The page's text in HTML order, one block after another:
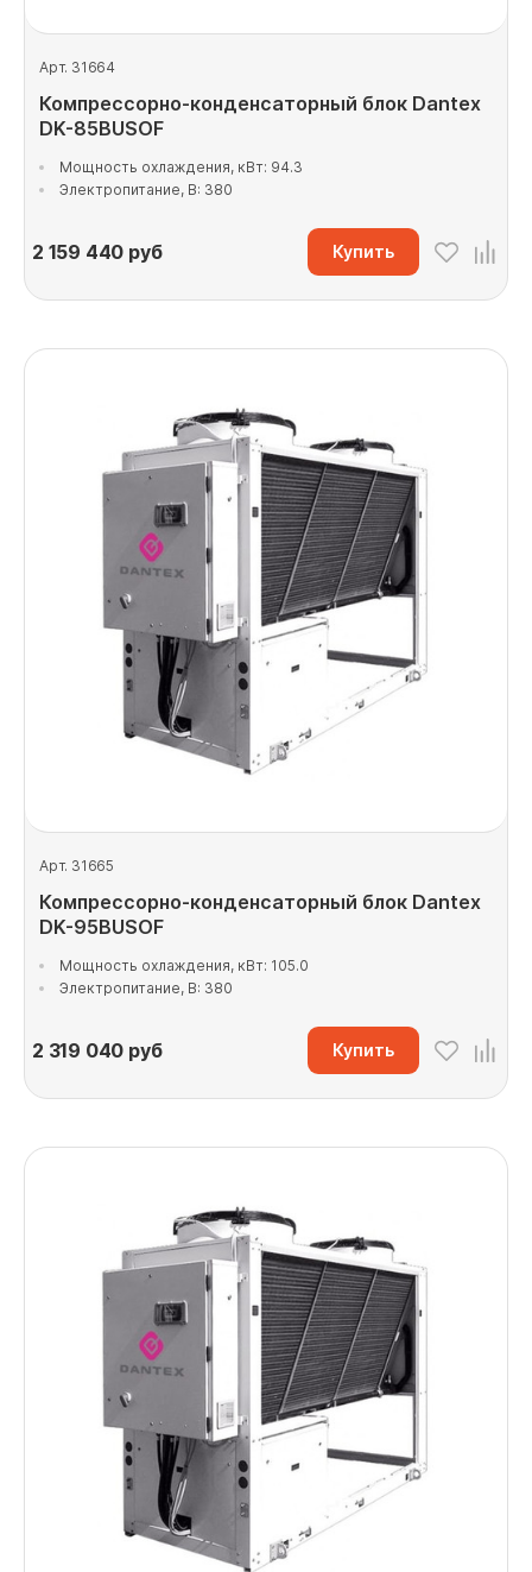
Арт. 31664
Компрессорно-конденсаторный блок Dantex
DK-85BUSOF
Мощность охлаждения, кВт: 94.3
Электропитание, В: 380
2 159 440 руб Купить
Арт. 31665
Компрессорно-конденсаторный блок Dantex
DK-95BUSOF
Мощность охлаждения, кВт: 105.0
Электропитание, В: 380
2 319 040 руб Купить